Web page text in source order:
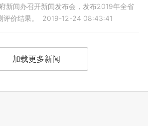
新闻办召开新闻发布会，发布2019年全省
价结果。
2019-12-24 08:43:41
加载更多新闻